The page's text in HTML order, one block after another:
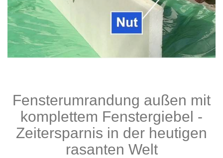
Fensterumrandung außen mit
komplettem Fenstergiebel -
Zeitersparnis in der heutigen
rasanten Welt